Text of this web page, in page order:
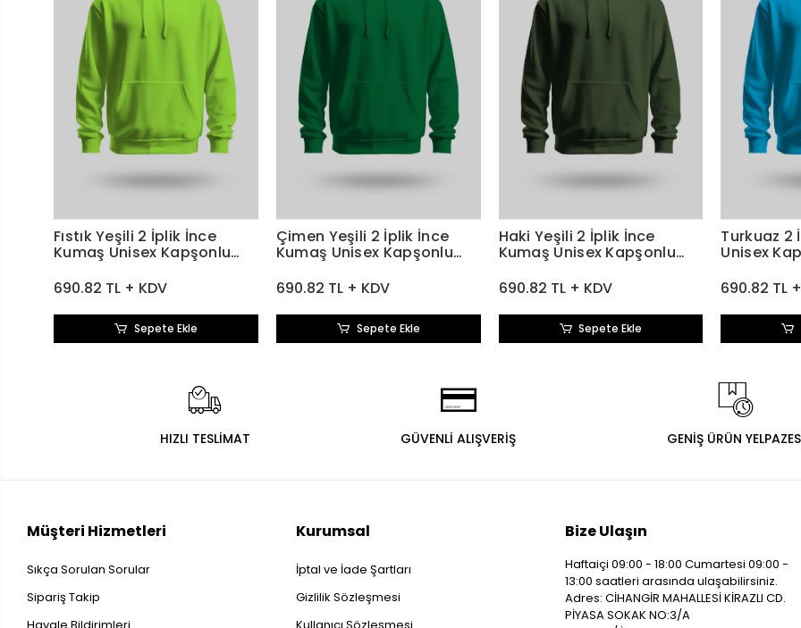
Fıstık Yeşili 2 İplik İnce
Kumaş Unisex Kapşonlu
690.82 TL + KDV
Sepete Ekle
Çimen Yeşili 2 İplik İnce
Kumaş Unisex Kapşonlu
690.82 TL + KDV
Sepete Ekle
Haki Yeşili 2 İplik İnce
Kumaş Unisex Kapşonlu
690.82 TL + KDV
Sepete Ekle
Turkuaz 2
Unisex
690.82 TL
HIZLI TESLİMAT GÜVENLİ ALIŞVERİŞ GENİŞ ÜRÜN
Müşteri Hizmetleri
Sıkça Sorulan Sorular
Sipariş Takip
Kurumsal
İptal ve İade Şartları
Gizlilik Sözleşmesi
Bize Ulaşın
Haftaiçi 09:00 - 18:00 Cumartesi 09:00 -
13:00 saatleri arasında ulaşabilirsiniz.
Adres: CİHANGİR MAHALLESİ KİRAZLI CD.
PİYASA SOKAK NO:3/A